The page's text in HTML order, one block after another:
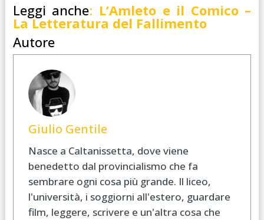
Leggi anche: L’Amleto e il Comico –
La Letteratura del Fallimento
Autore
Giulio Gentile
Nasce a Caltanissetta, dove viene
benedetto dal provincialismo che fa
sembrare ogni cosa più grande. Il liceo,
l'università, i soggiorni all'estero, guardare
film, leggere, scrivere e un'altra cosa che